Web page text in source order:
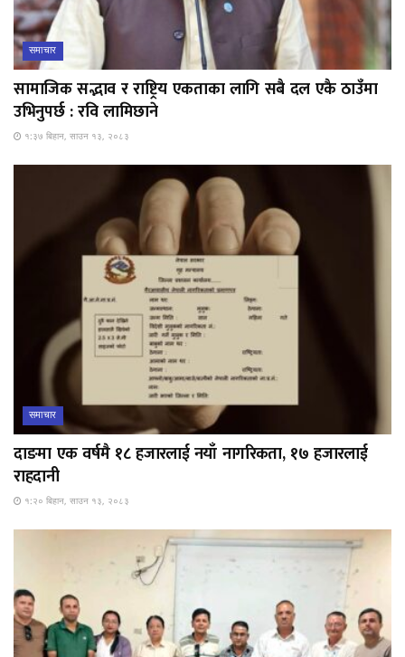
समाचार
सामाजिक सद्भाव र राष्ट्रिय एकताका लागि सबै दल एकै ठाउँमा
उभिनुपर्छ : रवि लामिछाने
१:३७ बिहान, साउन १३, २०८३
समाचार
दाङमा एक वर्षमै १८ हजारलाई नयाँ नागरिकता, १७ हजारलाई
राहदानी
१:२० बिहान, साउन १३, २०८३